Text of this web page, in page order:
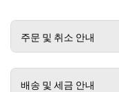
주문 및 취소 안내
배송 및 세금 안내